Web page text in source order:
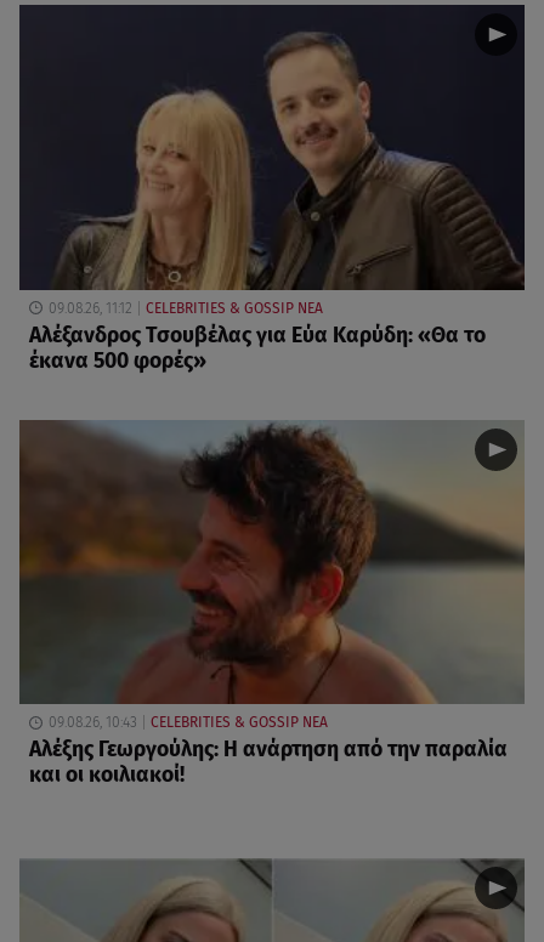
09.08.26, 11:12 CELEBRITIES & GOSSIP ΝΕΑ
Αλέξανδρος Τσουβέλας για Εύα Καρύδη: «Θα το
έκανα 500 φορές»
09.08.26, 10:43 CELEBRITIES & GOSSIP ΝΕΑ
Αλέξης Γεωργούλης: Η ανάρτηση από την παραλία
και οι κοιλιακοί!